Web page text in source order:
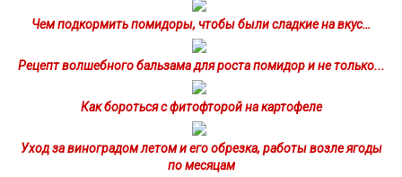
Чем подкормить помидоры, чтобы были сладкие на вкус…
Рецепт волшебного бальзама для роста помидор и не только...
Как бороться с фитофторой на картофеле
Уход за виноградом летом и его обрезка, работы возле ягоды
по месяцам